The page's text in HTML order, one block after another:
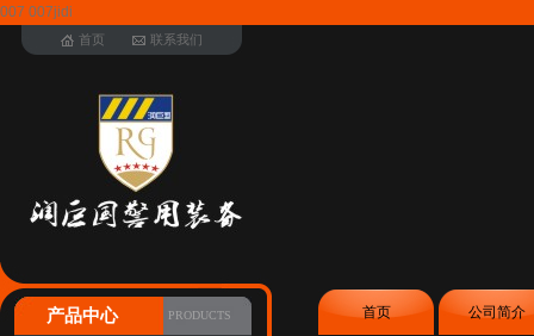
007 007jidi
首页 联系我们
首页 公司简介
PRODUCTS
产品中心